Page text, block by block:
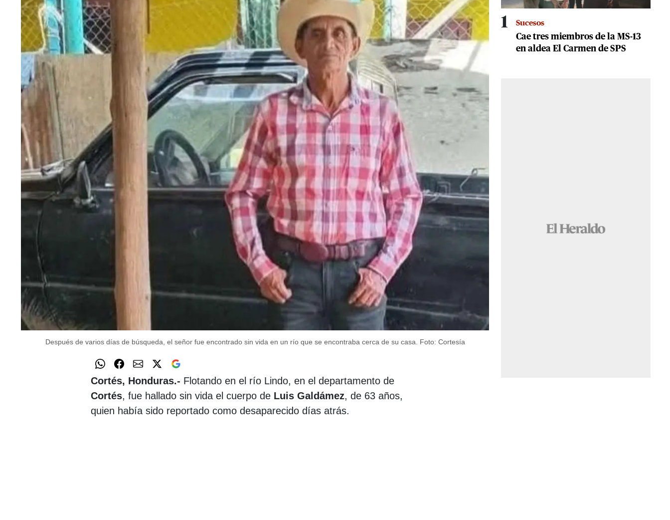
Después de varios días de búsqueda, el señor fue encontrado sin vida en un río que se encontraba cerca de su casa. Foto: Cortesía
Cortés, Honduras.- Flotando en el río Lindo, en el departamento de
Cortés, fue hallado sin vida el cuerpo de Luis Galdámez, de 63 años,
quien había sido reportado como desaparecido días atrás.
1 Sucesos
Cae tres miembros de la MS-13
en aldea El Carmen de SPS